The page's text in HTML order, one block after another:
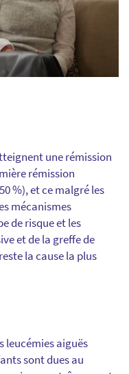
une rémission
rémission
%), et ce malgré les
mécanismes
de risque et les
et de la greffe de
la cause la plus
leucémies aiguës
sont dues au